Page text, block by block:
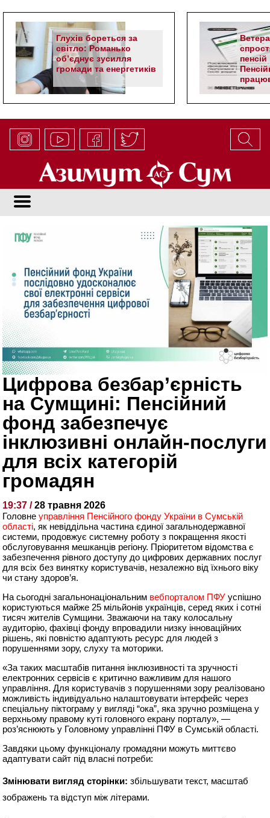
Глухів бореться за
світло: Романько
об’єднує зусилля
громади та енергетиків
Цифрова безбар’єрність
на Сумщині: Пенсійний
фонд забезпечує
інклюзивні онлайн-послуги
для всіх категорій
громадян
19:37 /28 травня 2026
Головнеуправління Пенсійного фонду України в Сумській
області, як невіддільна частина єдиної загальнодержавної
системи, продовжує системну роботу з покращення якості
обслуговування мешканців регіону. Пріоритетом відомства є
забезпечення рівного доступу до цифрових державних послуг
для всіх без винятку користувачів, незалежно від їхнього віку
чи стану здоров’я.
На сьогодні загальнонаціональним вебпорталом ПФУ успішно
користуються майже 25 мільйонів українців, серед яких і сотні
тисяч жителів Сумщини. Зважаючи на таку колосальну
аудиторію, фахівці фонду впровадили низку інноваційних
рішень, які повністю адаптують ресурс для людей з
порушеннями зору, слуху та моторики.
«За таких масштабів питання інклюзивності та зручності
електронних сервісів є критично важливим для нашого
управління. Для користувачів з порушеннями зору реалізовано
можливість індивідуально налаштовувати інтерфейс через
спеціальну піктограму у вигляді “ока”, яка зручно розміщена у
верхньому правому куті головного екрану порталу», —
роз’яснюють у Головному управлінні ПФУ в Сумській області.
Завдяки цьому функціоналу громадяни можуть миттєво
адаптувати сайт під власні потреби:
Змінювати вигляд сторінки: збільшувати текст, масштаб
зображень та відступ між літерами.